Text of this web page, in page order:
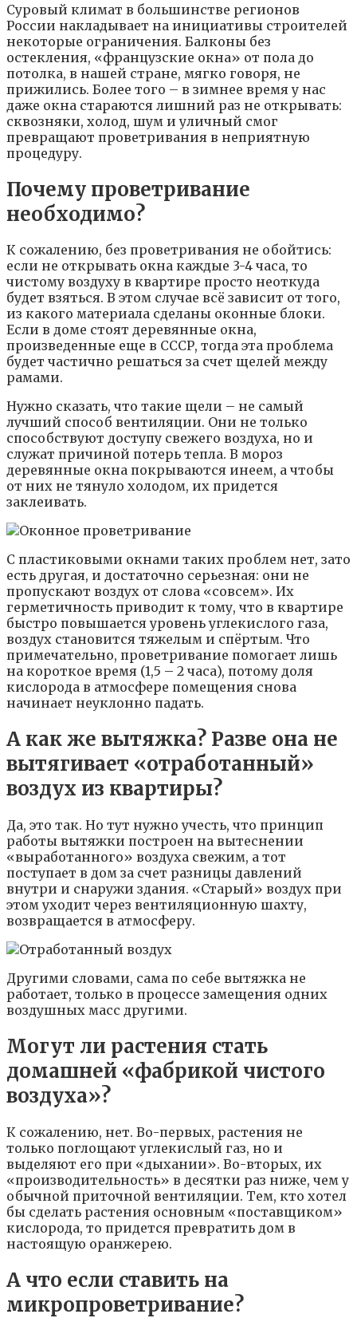
Суровый климат в большинстве регионов
России накладывает на инициативы строителей
некоторые ограничения. Балконы без
остекления, «французские окна» от пола до
потолка, в нашей стране, мягко говоря, не
прижились. Более того – в зимнее время у нас
даже окна стараются лишний раз не открывать:
сквозняки, холод, шум и уличный смог
превращают проветривания в неприятную
процедуру.
Почему проветривание
необходимо?
К сожалению, без проветривания не обойтись:
если не открывать окна каждые 3-4 часа, то
чистому воздуху в квартире просто неоткуда
будет взяться. В этом случае всё зависит от того,
из какого материала сделаны оконные блоки.
Если в доме стоят деревянные окна,
произведенные еще в СССР, тогда эта проблема
будет частично решаться за счет щелей между
рамами.
Нужно сказать, что такие щели – не самый
лучший способ вентиляции. Они не только
способствуют доступу свежего воздуха, но и
служат причиной потерь тепла. В мороз
деревянные окна покрываются инеем, а чтобы
от них не тянуло холодом, их придется
заклеивать.
С пластиковыми окнами таких проблем нет, зато
есть другая, и достаточно серьезная: они не
пропускают воздух от слова «совсем». Их
герметичность приводит к тому, что в квартире
быстро повышается уровень углекислого газа,
воздух становится тяжелым и спёртым. Что
примечательно, проветривание помогает лишь
на короткое время (1,5 – 2 часа), потому доля
кислорода в атмосфере помещения снова
начинает неуклонно падать.
А как же вытяжка? Разве она не
вытягивает «отработанный»
воздух из квартиры?
Да, это так. Но тут нужно учесть, что принцип
работы вытяжки построен на вытеснении
«выработанного» воздуха свежим, а тот
поступает в дом за счет разницы давлений
внутри и снаружи здания. «Старый» воздух при
этом уходит через вентиляционную шахту,
возвращается в атмосферу.
Другими словами, сама по себе вытяжка не
работает, только в процессе замещения одних
воздушных масс другими.
Могут ли растения стать
домашней «фабрикой чистого
воздуха»?
К сожалению, нет. Во-первых, растения не
только поглощают углекислый газ, но и
выделяют его при «дыхании». Во-вторых, их
«производительность» в десятки раз ниже, чем у
обычной приточной вентиляции. Тем, кто хотел
бы сделать растения основным «поставщиком»
кислорода, то придется превратить дом в
настоящую оранжерею.
А что если ставить на
микропроветривание?